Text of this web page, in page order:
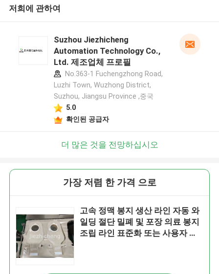
저희에 관하여
Suzhou Jiezhicheng
Automation Technology Co.,
Ltd. 제조업체 프로필
No.363-1 Fuchengzhong Road,
Luzhi Town, Wuzhong District,
Suzhou, Jiangsu Province ,중국
5.0
확인된 공급자
더 많은 것을 전망하십시오
가장 저렴 한 가격 으로
고속 정맥 봉지 생산 라인 자동 와
일딩 절단 밀폐 및 포장 의료 봉지
조립 라인 표준화 또는 사용자 지